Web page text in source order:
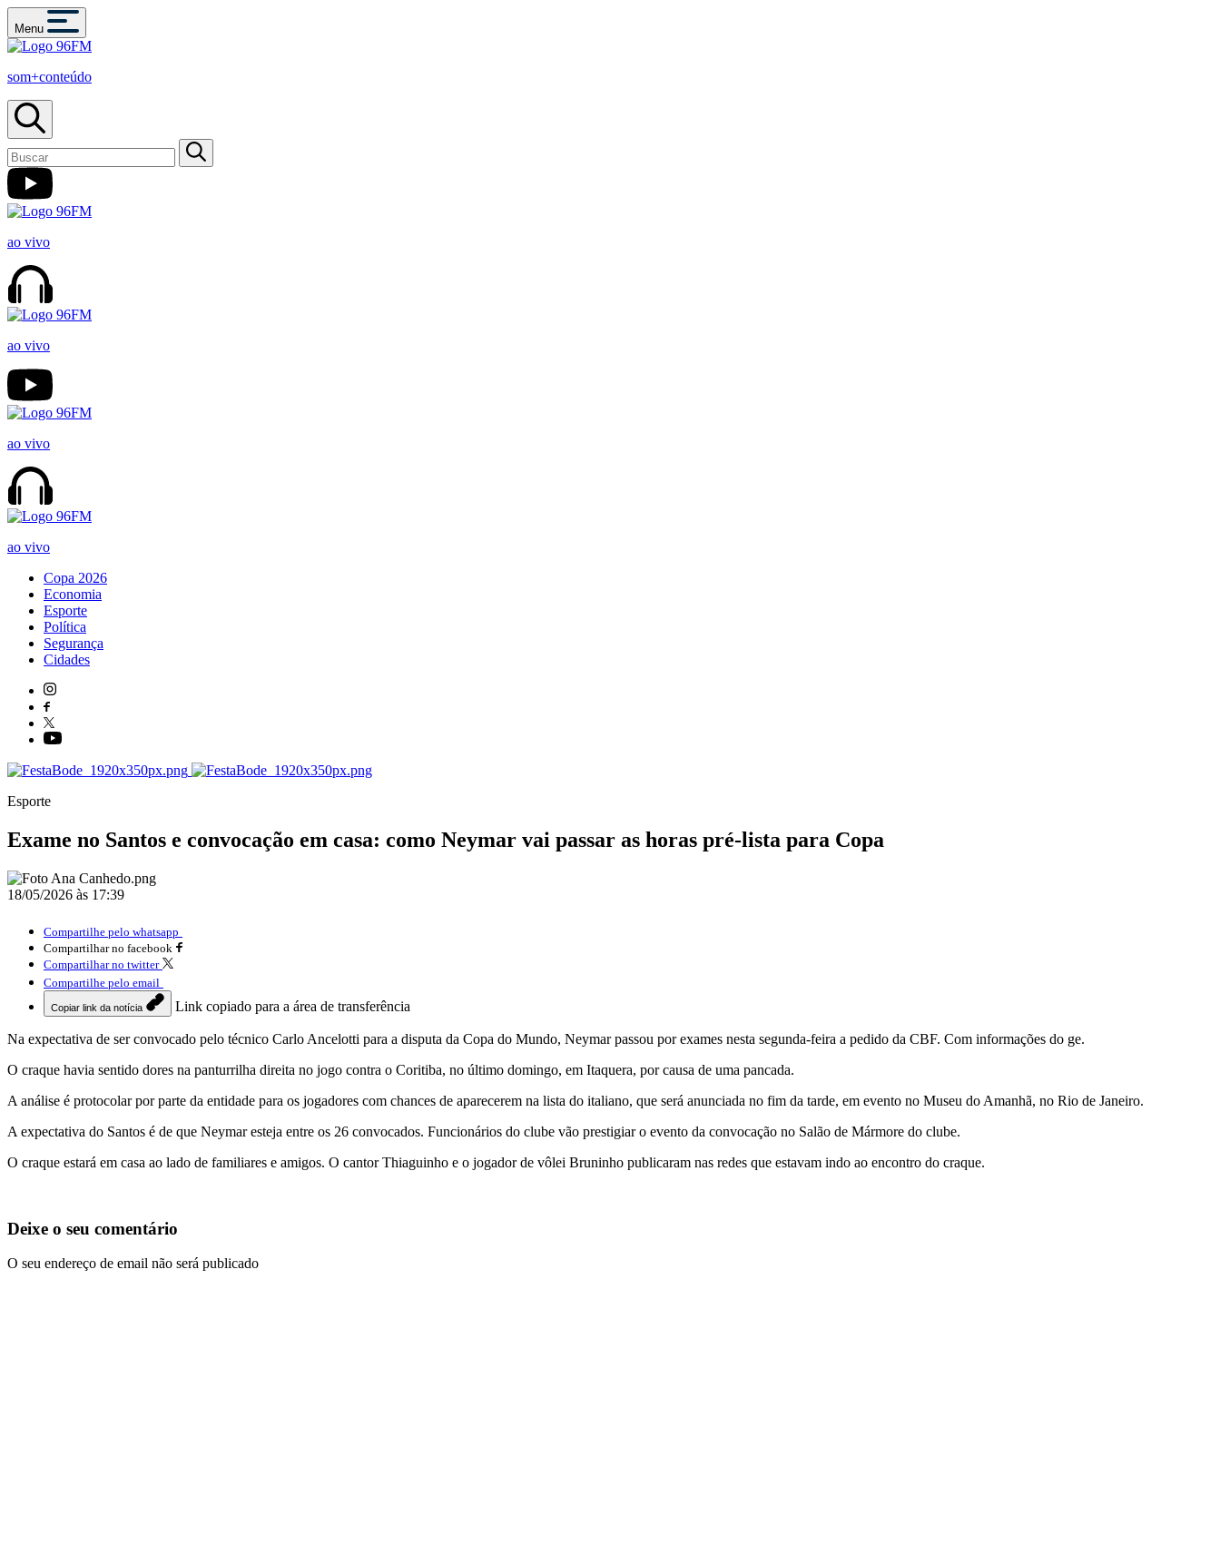
Menu
som+conteúdo
ao vivo
ao vivo
ao vivo
ao vivo
Copa 2026
Economia
Esporte
Política
Segurança
Cidades
Esporte
Exame no Santos e convocação em casa: como Neymar vai passar as horas pré-lista para Copa
18/05/2026 às 17:39
Compartilhe pelo whatsapp
Compartilhar no facebook
Compartilhar no twitter
Compartilhe pelo email
Copiar link da notícia Link copiado para a área de transferência
Na expectativa de ser convocado pelo técnico Carlo Ancelotti para a disputa da Copa do Mundo, Neymar passou por exames nesta segunda-feira a pedido da CBF. Com informações do ge.
O craque havia sentido dores na panturrilha direita no jogo contra o Coritiba, no último domingo, em Itaquera, por causa de uma pancada.
A análise é protocolar por parte da entidade para os jogadores com chances de aparecerem na lista do italiano, que será anunciada no fim da tarde, em evento no Museu do Amanhã, no Rio de Janeiro.
A expectativa do Santos é de que Neymar esteja entre os 26 convocados. Funcionários do clube vão prestigiar o evento da convocação no Salão de Mármore do clube.
O craque estará em casa ao lado de familiares e amigos. O cantor Thiaguinho e o jogador de vôlei Bruninho publicaram nas redes que estavam indo ao encontro do craque.
Deixe o seu comentário
O seu endereço de email não será publicado